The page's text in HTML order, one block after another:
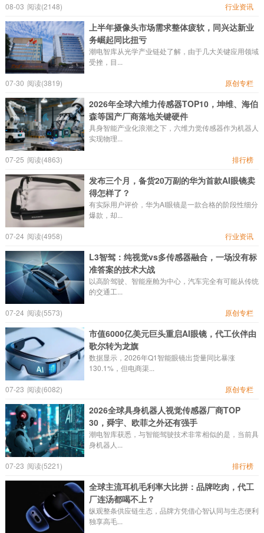
08-03 阅读(2148) 行业资讯
上半年摄像头市场需求整体疲软，同兴达新业
务崛起同比扭亏
潮电智库从光学产业链处了解，由于几大关键应用领域
受挫，目...
07-30 阅读(3819) 原创专栏
2026年全球六维力传感器TOP10，坤维、海伯
森等国产厂商落地关键硬件
具身智能产业化浪潮之下，六维力觉传感器作为机器人
实现物理...
07-25 阅读(4863) 排行榜
发布三个月，备货20万副的华为首款AI眼镜卖
得怎样了？
有实际用户评价，华为AI眼镜是一款合格的阶段性细分
爆款，却...
07-24 阅读(4958) 行业资讯
L3智驾：纯视觉vs多传感器融合，一场没有标
准答案的技术大战
以高阶驾驶、智能座舱为中心，汽车完全有可能从传统
的交通工...
07-24 阅读(5573) 原创专栏
市值6000亿美元巨头重启AI眼镜，代工伙伴由
歌尔转为龙旗
数据显示，2026年Q1智能眼镜出货量同比暴涨
130.1%，但电商渠...
07-23 阅读(6082) 原创专栏
2026全球具身机器人视觉传感器厂商TOP
30，舜宇、欧菲之外还有强手
潮电智库获悉，与智能驾驶技术非常相似的是，当前具
身机器人...
07-23 阅读(5221) 排行榜
全球主流耳机毛利率大比拼：品牌吃肉，代工
厂连汤都喝不上？
纵观整条供应链生态，品牌方凭借心智认同与生态便利
独享高毛...